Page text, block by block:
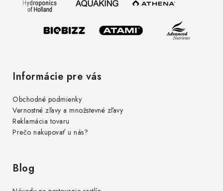
Informácie pre vás
Obchodné podmienky
Vernostné zľavy a množstevné zľavy
Reklamácia tovaru
Prečo nakupovať u nás?
Blog